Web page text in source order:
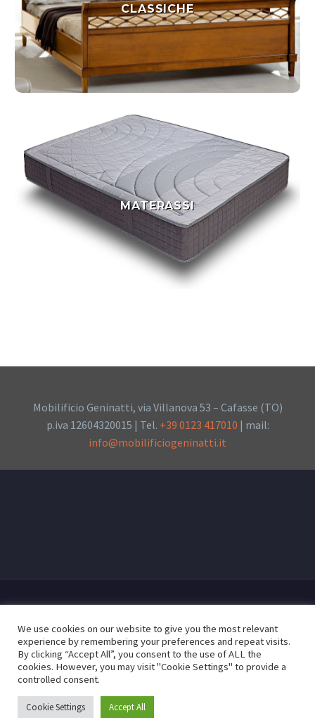
CLASSICHE
Vedi
MATERASSI
MATERASSI
Vedi
Mobilificio Geninatti, via Villanova 53 – Cafasse (TO)
p.iva 12604320015 | Tel. +39 0123 417010 | mail:
info@mobilificiogeninatti.it
2024 © - Tutti i diritti riservati
We use cookies on our website to give you the most relevant
experience by remembering your preferences and repeat visits.
By clicking “Accept All”, you consent to the use of ALL the
cookies. However, you may visit "Cookie Settings" to provide a
controlled consent.
Cookie Settings Accept All